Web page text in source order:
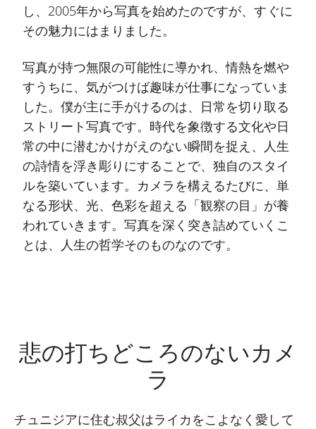
し、2005年から写真を始めたのですが、すぐに
その魅力にはまりました。
写真が持つ無限の可能性に導かれ、情熱を燃や
すうちに、気がつけば趣味が仕事になっていま
した。僕が主に手がけるのは、日常を切り取る
ストリート写真です。時代を象徴する文化や日
常の中に潜むかけがえのない瞬間を捉え、人生
の詩情を浮き彫りにすることで、独自のスタイ
ルを築いています。カメラを構えるたびに、単
なる形状、光、色彩を超える「観察の目」が養
われていきます。写真を深く突き詰めていくこ
とは、人生の哲学そのものなのです。
悲の打ちどころのないカメ
ラ
チュニジアに住む叔父はライカをこよなく愛して